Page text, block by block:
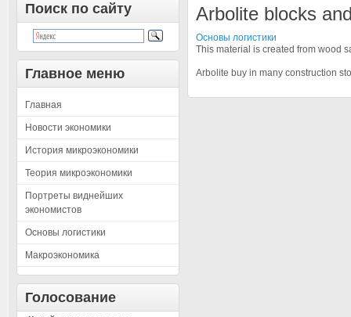
Поиск по сайту
Главное меню
Главная
Новости экономики
История микроэкономики
Теория микроэкономики
Портреты виднейших
экономистов
Основы логистики
Макроэкономика
Голосование
Arbolite blocks
Основы логистики
This material is created from wood
Arbolite buy in many construction